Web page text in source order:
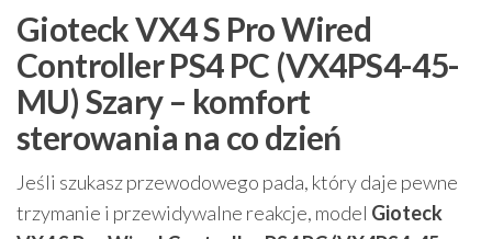
Gioteck VX4 S Pro Wired
Controller PS4 PC (VX4PS4-45-
MU) Szary – komfort
sterowania na co dzień
Jeśli szukasz przewodowego pada, który daje pewne
trzymanie i przewidywalne reakcje, model Gioteck